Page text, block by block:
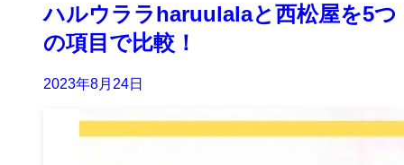
ハルウララharuulalaと西松屋を5つ
の項目で比較！
2023年8月24日